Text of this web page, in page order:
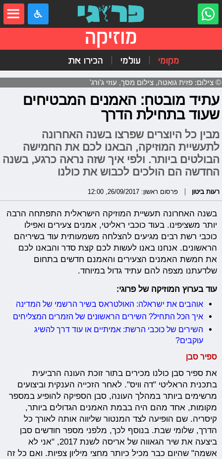
מוזיקה
מקומי עולמי הכירו את
© צילום: פזית גואטה, צילום מסך, עוזי ג'ורג'
עתיד מובטח: האמנים המבטיחים
שעוד בתחילת הדרך
מבין כל היוצרים שפרצו בשנה האחרונה
לתעשיית המוזיקה, הבאנו לכם את החמישה
הבולטים ביותר. ולפי איך שזה נראה כרגע, בשנה
החדשה הם הולכים לכבוש את כולנו
רעות ביטון פרסום ראשון: 26/09/2017, 12:00
בשנה האחרונה תעשיית המוזיקה הישראלית התפתחה הרבה
יותר משציפינו. בעוד כוכבי ראליטי, אמנים צעירים ואפילו
כוכבי רשת רבים מגיעים להצלחה משמעותית עוד בשיריהם
הראשונים. אנחנו באנו לעשות לכם קצת סדר והבאנו לכם
את חמשת האמנים הצעירים והאמנם חדשים בתחום
שלדעתנו מצפה להם עתיד גדול במיוחד.
עוד בערוץ המוזיקה של פרוגי:
אוהבים את ישראלה: האולטראס בשיר הרשמי של המדינה
איך הכל התחיל? השירים הראשונים של הזמרים המצליחים
השירים של כוכבי הרשת: אמיתיים או עוד דרך להשיג
עוקבים?
ספיר סבן
את ספיר סבן כולנו מכירים בתור זוכת העונה הרביעית
בתכנית הראליטי "דה וויס". לאחר הזכייה הענקית וביצועים
מרשימים ביותר במהלך העונה, סבן הספיקה להופיע במספר
מקומות, אחד מהם היה בבמת האמנים הגדולים ביותר,
קיסריה. שם הופיעה לצד המנטור שליווה אותה לאורך כל
הדרך, שלומי שבת. בנוסף לכך, מלפני מספר חודשים סבן
ביצעה את שיר הגאווה של אריסה לשנת 2017, "אני לא
אשמה" שהיום כבר מכיל כיותר מחצי מיליון צפיות. ואם כל זה